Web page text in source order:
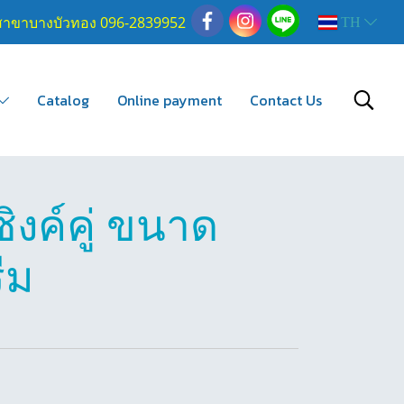
ขาบางบัวทอง 096-2839952 TH
Catalog Online payment Contact Us
งค์คู่ ขนาด